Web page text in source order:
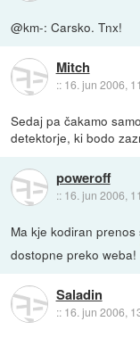
@km-: Carsko. Tnx!
Mitch
:: 16. jun 2006,
Sedaj pa čakamo
detektorje, ki bodo
poweroff
:: 16. jun 2006,
Ma kje kodiran
dostopne preko weba!
Saladin
:: 16. jun 2006,